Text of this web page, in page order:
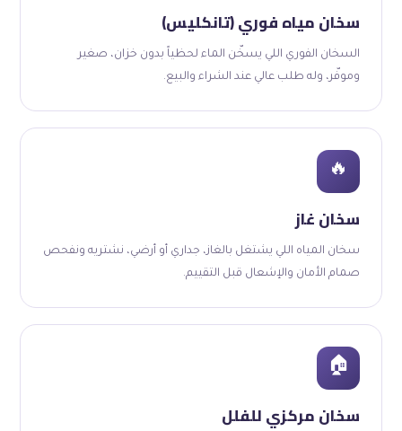
سخان مياه فوري (تانكليس)
السخان الفوري اللي يسخّن الماء لحظياً بدون خزان، صغير
وموفّر، وله طلب عالي عند الشراء والبيع.
🔥
سخان غاز
سخان المياه اللي يشتغل بالغاز، جداري أو أرضي، نشتريه ونفحص
صمام الأمان والإشعال قبل التقييم.
🏠
سخان مركزي للفلل